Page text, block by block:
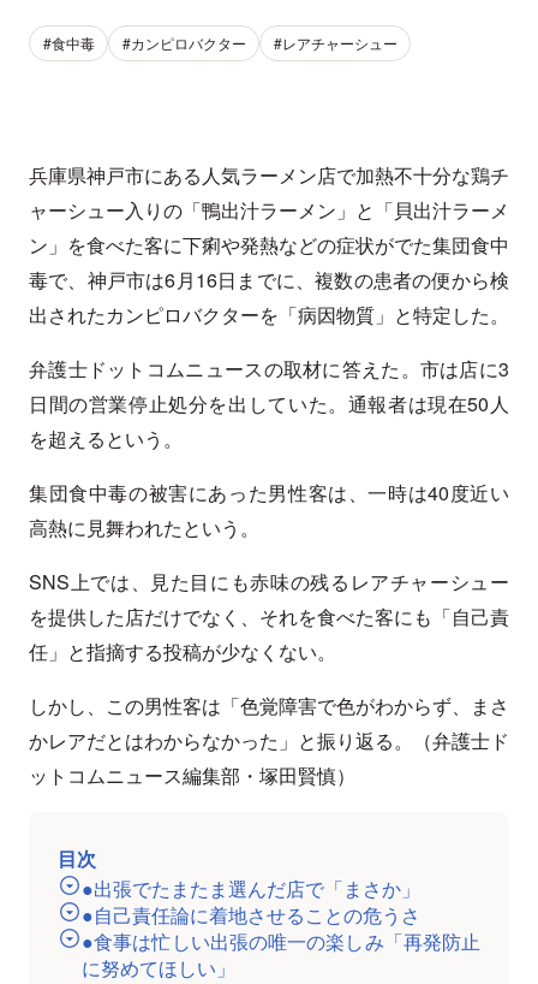
#食中毒 #カンピロバクター #レアチャーシュー
兵庫県神戸市にある人気ラーメン店で加熱不十分な鶏チ
ャーシュー入りの「鴨出汁ラーメン」と「貝出汁ラーメ
ン」を食べた客に下痢や発熱などの症状がでた集団食中
毒で、神戸市は6月16日までに、複数の患者の便から検
出されたカンピロバクターを「病因物質」と特定した。
弁護士ドットコムニュースの取材に答えた。市は店に3
日間の営業停止処分を出していた。通報者は現在50人
を超えるという。
集団食中毒の被害にあった男性客は、一時は40度近い
高熱に見舞われたという。
SNS上では、見た目にも赤味の残るレアチャーシュー
を提供した店だけでなく、それを食べた客にも「自己責
任」と指摘する投稿が少なくない。
しかし、この男性客は「色覚障害で色がわからず、まさ
かレアだとはわからなかった」と振り返る。（弁護士ド
ットコムニュース編集部・塚田賢慎）
目次
●出張でたまたま選んだ店で「まさか」
●自己責任論に着地させることの危うさ
●食事は忙しい出張の唯一の楽しみ「再発防止
に努めてほしい」